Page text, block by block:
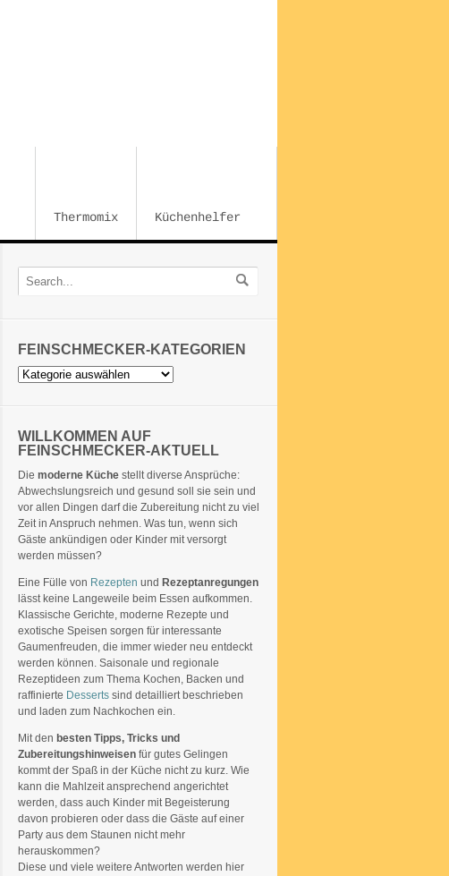
Thermomix Küchenhelfer
FEINSCHMECKER-KATEGORIEN
Feinschmecker-
WILLKOMMEN AUF
FEINSCHMECKER-AKTUELL
Die moderne Küche stellt diverse Ansprüche:
Abwechslungsreich und gesund soll sie sein und
vor allen Dingen darf die Zubereitung nicht zu viel
Zeit in Anspruch nehmen. Was tun, wenn sich
Gäste ankündigen oder Kinder mit versorgt
werden müssen?
Eine Fülle von Rezepten und Rezeptanregungen
lässt keine Langeweile beim Essen aufkommen.
Klassische Gerichte, moderne Rezepte und
exotische Speisen sorgen für interessante
Gaumenfreuden, die immer wieder neu entdeckt
werden können. Saisonale und regionale
Rezeptideen zum Thema Kochen, Backen und
raffinierte Desserts sind detailliert beschrieben
und laden zum Nachkochen ein.
Mit den besten Tipps, Tricks und
Zubereitungshinweisen für gutes Gelingen
kommt der Spaß in der Küche nicht zu kurz. Wie
kann die Mahlzeit ansprechend angerichtet
werden, dass auch Kinder mit Begeisterung
davon probieren oder dass die Gäste auf einer
Party aus dem Staunen nicht mehr
herauskommen?
Diese und viele weitere Antworten werden hier